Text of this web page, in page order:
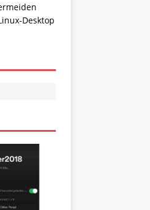
Desktop